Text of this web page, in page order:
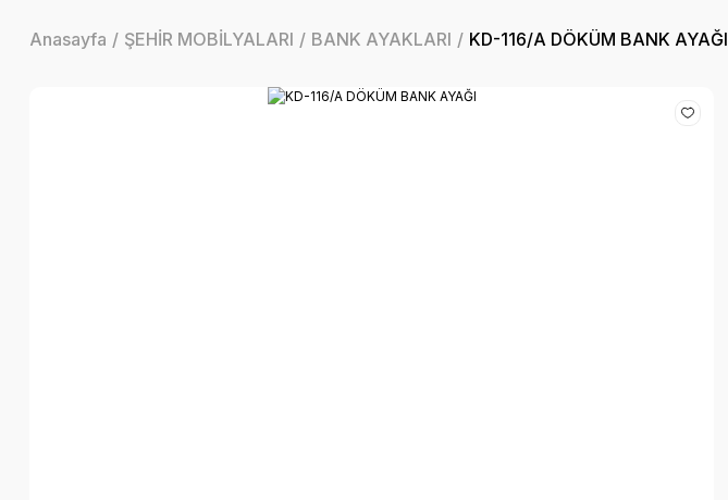
Anasayfa ŞEHİR MOBİLYALARI BANK AYAKLARI KD-116/A DÖKÜM BANK AYAĞI